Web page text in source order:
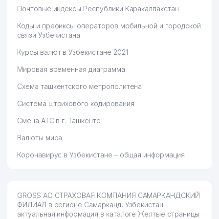
Почтовые индексы Республики Каракалпакстан
Коды и префиксы операторов мобильной и городской
связи Узбекистана
Курсы валют в Узбекистане 2021
Мировая временная диаграмма
Схема ташкентского метрополитена
Система штрихового кодирования
Смена АТС в г. Ташкенте
Валюты мира
Коронавирус в Узбекистане – общая информация
GROSS АО СТРАХОВАЯ КОМПАНИЯ САМАРКАНДСКИЙ
ФИЛИАЛ в регионе Самарканд, Узбекистан -
актуальная информация в каталоге Желтые страницы